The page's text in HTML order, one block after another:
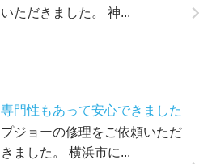
いただきました。 神...
専門性もあって安心できました
プジョーの修理をご依頼いただ
きました。 横浜市に...